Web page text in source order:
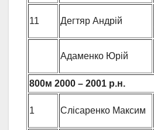
11 Дегтяр Андрій
Адаменко Юрій
800м 2000 – 2001 р.н.
1 Слісаренко Максим